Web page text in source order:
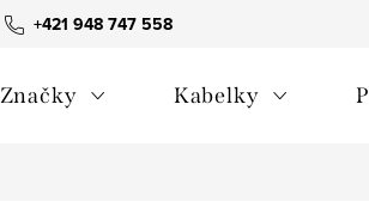
+421 948 747 558
Všeobecné obchodné podmienky
Značky Kabelky